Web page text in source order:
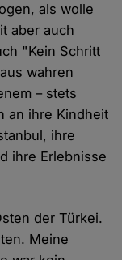
als wolle
aber auch
"Kein Schritt
wahren
– stets
an ihre Kindheit
ihre
ihre Erlebnisse
der Türkei.
Meine